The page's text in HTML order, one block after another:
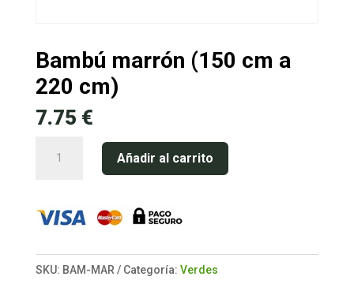
Bambú marrón (150 cm a
220 cm)
7.75 €
cm
220
cm)
Añadir al carrito
SKU: BAM-MAR Categoría: Verdes